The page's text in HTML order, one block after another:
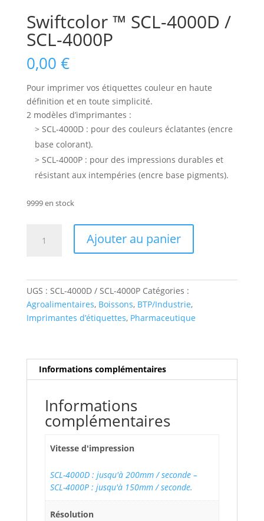
Swiftcolor ™ SCL-4000D /
SCL-4000P
0,00 €
Pour imprimer vos étiquettes couleur en haute
définition et en toute simplicité.
2 modèles d’imprimantes :
> SCL-4000D : pour des couleurs éclatantes (encre
base colorant).
> SCL-4000P : pour des impressions durables et
résistant aux intempéries (encre base pigments).
9999 en stock
4000D
SCL-
Ajouter au panier
UGS : SCL-4000D / SCL-4000P Catégories :
Agroalimentaires, Boissons, BTP/Industrie,
Imprimantes d’étiquettes, Pharmaceutique
Informations complémentaires
Informations
complémentaires
Vitesse d'impression
SCL-4000D : jusqu'à 200mm / seconde –
SCL-4000P : jusqu'à 150mm / seconde.
Résolution